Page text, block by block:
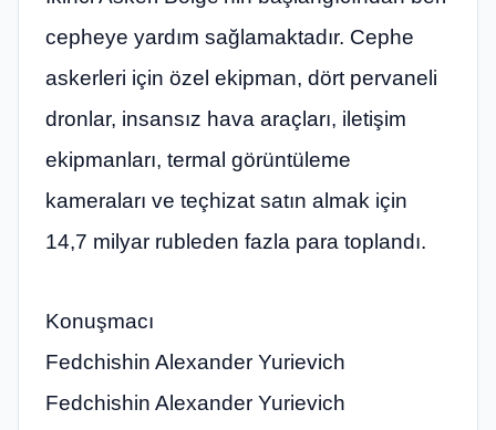
cepheye yardım sağlamaktadır. Cephe
askerleri için özel ekipman, dört pervaneli
dronlar, insansız hava araçları, iletişim
ekipmanları, termal görüntüleme
kameraları ve teçhizat satın almak için
14,7 milyar rubleden fazla para toplandı.
Konuşmacı
Fedchishin Alexander Yurievich
Fedchishin Alexander Yurievich